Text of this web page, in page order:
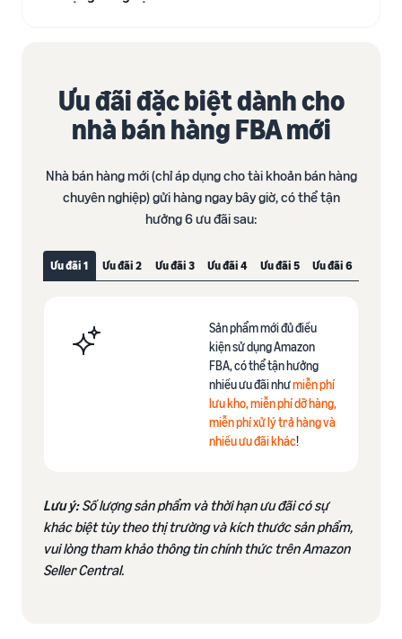
Ưu đãi đặc biệt dành cho
nhà bán hàng FBA mới​
Nhà bán hàng mới (chỉ áp dụng cho tài khoản bán hàng
chuyên nghiệp) gửi hàng ngay bây giờ, có thể tận
hưởng 6 ưu đãi sau:​
Ưu đãi 1 Ưu đãi 2 Ưu đãi 3 Ưu đãi 4 Ưu đãi 5 Ưu đãi 6
Sản phẩm mới đủ điều
kiện sử dụng Amazon
FBA, có thể tận hưởng
nhiều ưu đãi nhưmiễn phí
lưu kho, miễn phí dỡ hàng,
miễn phí xử lý trả hàng và
nhiều ưu đãi khác!​
Lưu ý:Số lượng sản phẩm và thời hạn ưu đãi có sự
khác biệt tùy theo thị trường và kích thước sản phẩm,
vui lòng tham khảo thông tin chính thức trên Amazon
Seller Central.​